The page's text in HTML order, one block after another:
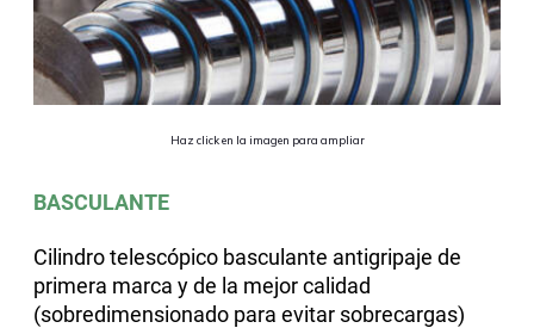
BASCULANTE
Cilindro telescópico basculante antigripaje de
primera marca y de la mejor calidad
(sobredimensionado para evitar sobrecargas)
Haz click en la imagen para ampliar